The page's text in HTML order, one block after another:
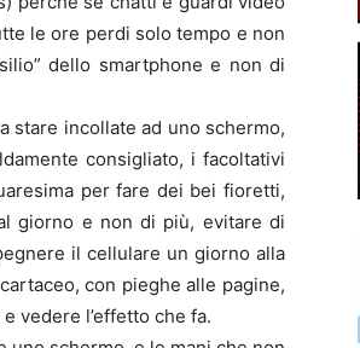
le ore perdi solo tempo e non
dello smartphone e non di
stare incollate ad uno schermo,
consigliato, i facoltativi
per fare dei bei fioretti,
giorno e non di più, evitare di
il cellulare un giorno alla
con pieghe alle pagine,
vedere l’effetto che fa.